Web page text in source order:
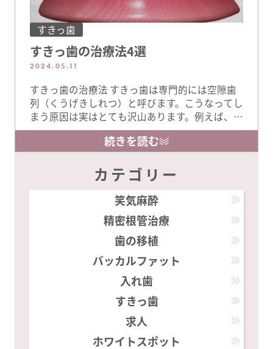
すきっ歯
すきっ歯の治療法4選
2024.05.11
すきっ歯の治療法 すきっ歯は専門的には空隙歯
列（くうげきしれつ）と呼びます。こうなってし
まう原因は実はとても沢山あります。例えば、幼
少期の指しゃぶりの癖、先天的に歯が小さい・
少ない、顎の骨の過成長、過剰な歯が顎の骨の
中に埋まっているなどなど、まだまだ沢山あり
ます。このように原因はとてもたくさんあります
ので、お一人お一人に合わせた治療法が提案で
きる歯科医師選び …
続きを読む
カテゴリー
笑気麻酔
精密根管治療
歯の移植
バッカルファット
入れ歯
すきっ歯
求人
ホワイトスポット